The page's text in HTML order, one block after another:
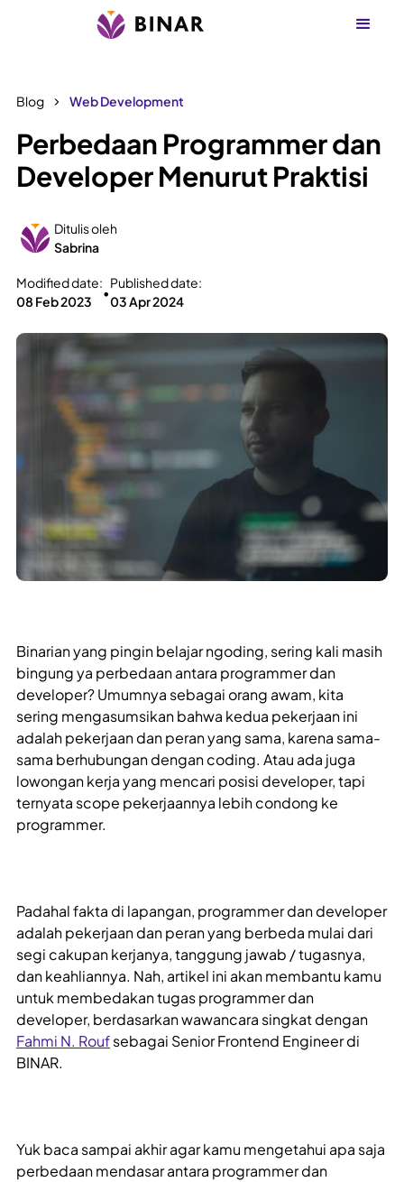
Blog Web Development
Perbedaan Programmer dan
Developer Menurut Praktisi
Ditulis oleh
Sabrina
Modified date:
08 Feb 2023
•
Published date:
03 Apr 2024
Binarian yang pingin belajar ngoding, sering kali masih
bingung ya perbedaan antara programmer dan
developer? Umumnya sebagai orang awam, kita
sering mengasumsikan bahwa kedua pekerjaan ini
adalah pekerjaan dan peran yang sama, karena sama-
sama berhubungan dengan coding. Atau ada juga
lowongan kerja yang mencari posisi developer, tapi
ternyata scope pekerjaannya lebih condong ke
programmer.
Padahal fakta di lapangan, programmer dan developer
adalah pekerjaan dan peran yang berbeda mulai dari
segi cakupan kerjanya, tanggung jawab / tugasnya,
dan keahliannya. Nah, artikel ini akan membantu kamu
untuk membedakan tugas programmer dan
developer, berdasarkan wawancara singkat dengan
Fahmi N. Roufsebagai Senior Frontend Engineer di
BINAR.
Yuk baca sampai akhir agar kamu mengetahui apa saja
perbedaan mendasar antara programmer dan